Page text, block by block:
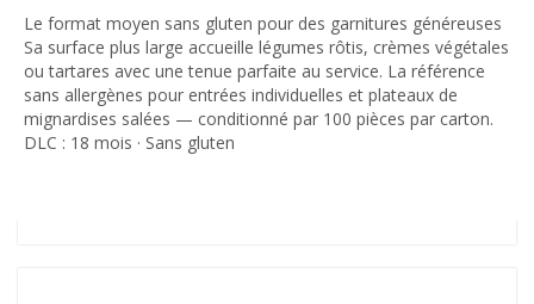
Le format moyen sans gluten pour des garnitures généreuses
Sa surface plus large accueille légumes rôtis, crèmes végétales
ou tartares avec une tenue parfaite au service. La référence
sans allergènes pour entrées individuelles et plateaux de
mignardises salées — conditionné par 100 pièces par carton.
DLC : 18 mois · Sans gluten